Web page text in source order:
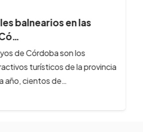
balnearios en las
de Córdoba son los
turísticos de la provincia
cientos de…